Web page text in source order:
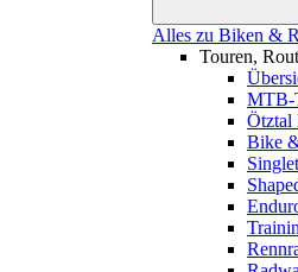
Alles zu Biken &
Touren,
MTB-
Ötztal
Bike